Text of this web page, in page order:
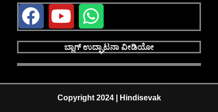
F
a
c
e
b
Y
o
u
t
u
b
W
h
a
t
s
a
ಬ್ಲಾಗ್ ಉದ್ಘಾಟನಾ ವೀಡಿಯೋ
Copyright 2024 | Hindisevak